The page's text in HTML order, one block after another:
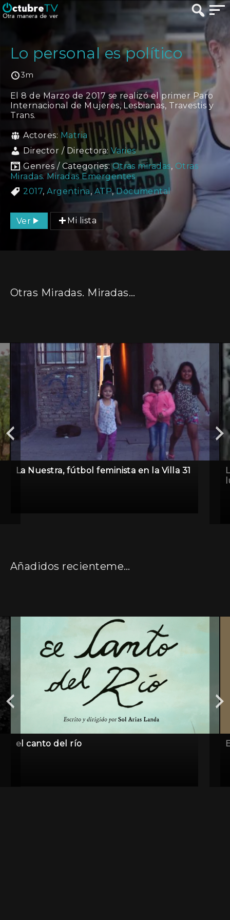
Lo personal es político
3m
El 8 de Marzo de 2017 se realizó el primer Paro
Internacional de Mujeres, Lesbianas, Travestis y
Trans.
Actores:Matria
Director / Directora:Varies
Genres / Categories:Otras miradas, Otras
Miradas. Miradas Emergentes
2017,Argentina, ATP,Documental
Ver Mi lista
Otras Miradas. Miradas Emergentes
La Nuestra, fútbol feminista en la Villa 31
Añadidos recientemente
el canto del río